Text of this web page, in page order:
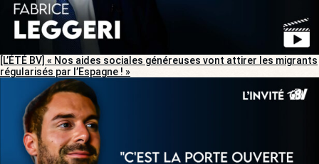
[L’ÉTÉ BV] « Nos aides sociales généreuses vont attirer les migrants
régularisés par l’Espagne ! »